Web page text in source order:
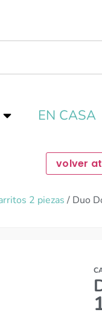
EN CASA
2 piezas / Duo